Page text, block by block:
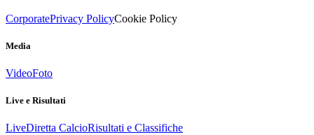
CorporatePrivacy PolicyCookie Policy
Media
VideoFoto
Live e Risultati
LiveDiretta CalcioRisultati e Classifiche